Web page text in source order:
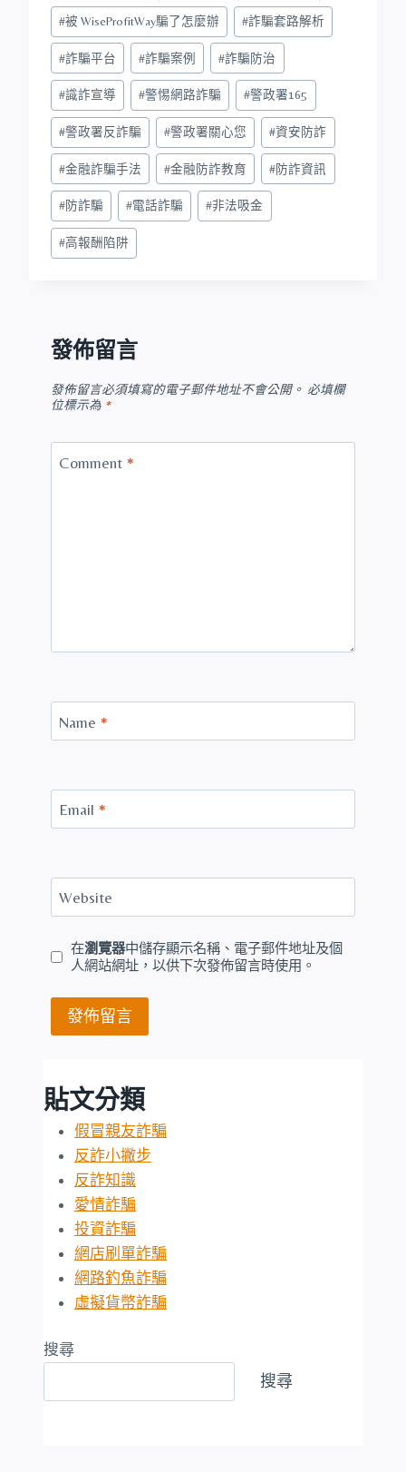
#被 WiseProfitWay騙了怎麼辦 #詐騙套路解析
#詐騙平台 #詐騙案例 #詐騙防治
#識詐宣導 #警惕網路詐騙 #警政署165
#警政署反詐騙 #警政署關心您 #資安防詐
#金融詐騙手法 #金融防詐教育 #防詐資訊
#防詐騙 #電話詐騙 #非法吸金
#高報酬陷阱
發佈留言
發佈留言必須填寫的電子郵件地址不會公開。 必填欄
位標示為 *
Comment *
Name *
Email *
Website
在瀏覽器中儲存顯示名稱、電子郵件地址及個
人網站網址，以供下次發佈留言時使用。
貼文分類
假冒親友詐騙
反詐小撇步
反詐知識
愛情詐騙
投資詐騙
網店刷單詐騙
網路釣魚詐騙
虛擬貨幣詐騙
搜尋
搜尋